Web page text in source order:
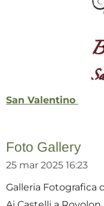
San Valentino
Foto Gallery
25 mar 2025 16:23
Galleria Fotografica